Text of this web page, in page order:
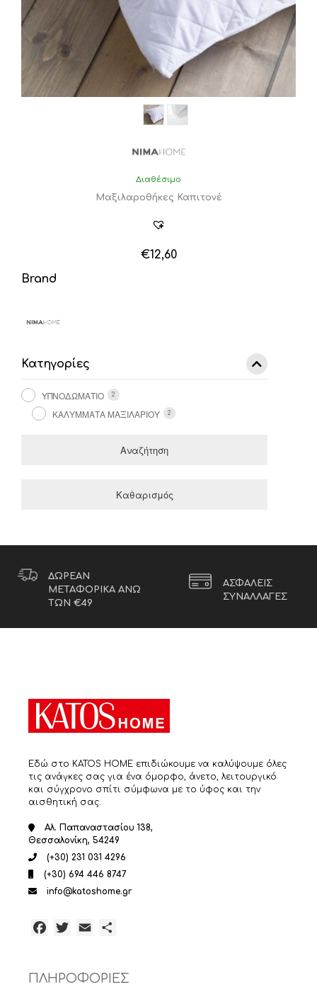
Διαθέσιμο
Μαξιλαροθήκες Καπιτονέ
€12,60
Brand
Κατηγορίες
ΥΠΝΟΔΩΜΑΤΙΟ 2
ΚΑΛΥΜΜΑΤΑ ΜΑΞΙΛΑΡΙΟΥ 2
Αναζήτηση
Καθαρισμός
ΔΩΡΕΑΝ
ΜΕΤΑΦΟΡΙΚΑ ΑΝΩ
ΤΩΝ €49
ΑΣΦΑΛΕΙΣ
ΣΥΝΑΛΛΑΓΕΣ
Εδώ στο KATOS HOME επιδιώκουμε να καλύψουμε όλες
τις ανάγκες σας για ένα όμορφο, άνετο, λειτουργικό
και σύγχρονο σπίτι σύμφωνα με το ύφος και την
αισθητική σας.
Αλ. Παπαναστασίου 138,
Θεσσαλονίκη, 54249
(+30) 231 031 4296
(+30) 694 446 8747
info@katoshome.gr
Facebook
TwitterEmail
ΠΛΗΡΟΦΟΡΙΕΣ